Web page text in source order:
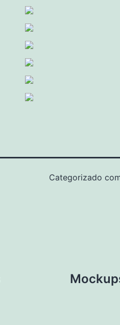
Categorizado